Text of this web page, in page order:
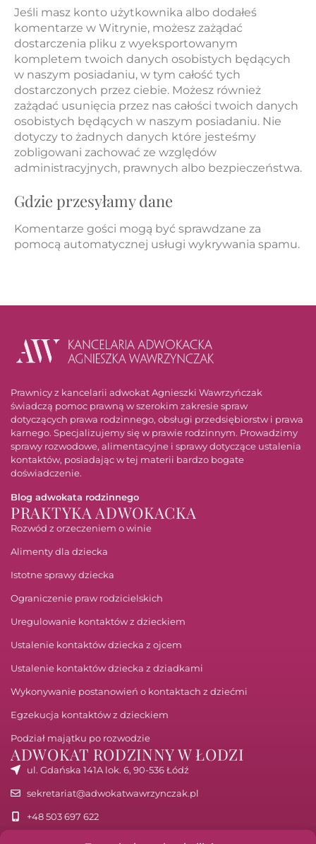
Jeśli masz konto użytkownika albo dodałeś
komentarze w Witrynie, możesz zażądać
dostarczenia pliku z wyeksportowanym
kompletem twoich danych osobistych będących
w naszym posiadaniu, w tym całość tych
dostarczonych przez ciebie. Możesz również
zażądać usunięcia przez nas całości twoich danych
osobistych będących w naszym posiadaniu. Nie
dotyczy to żadnych danych które jesteśmy
zobligowani zachować ze względów
administracyjnych, prawnych albo bezpieczeństwa.
Gdzie przesyłamy dane
Komentarze gości mogą być sprawdzane za
pomocą automatycznej usługi wykrywania spamu.
Prawnicy z kancelarii adwokat Agnieszki Wawrzyńczak
świadczą pomoc prawną w szerokim zakresie spraw
dotyczących prawa rodzinnego, obsługi przedsiębiorstw i prawa
karnego. Specjalizujemy się w prawie rodzinnym. Prowadzimy
sprawy rozwodowe, alimentacyjne i sprawy dotyczące ustalenia
kontaktów, posiadając w tej materii bardzo bogate
doświadczenie.
Blog adwokata rodzinnego
PRAKTYKA ADWOKACKA
Rozwód z orzeczeniem o winie
Alimenty dla dziecka
Istotne sprawy dziecka
Ograniczenie praw rodzicielskich
Uregulowanie kontaktów z dzieckiem
Ustalenie kontaktów dziecka z ojcem
Ustalenie kontaktów dziecka z dziadkami
Wykonywanie postanowień o kontaktach z dziećmi
Egzekucja kontaktów z dzieckiem
Podział majątku po rozwodzie
ADWOKAT RODZINNY W ŁODZI
ul. Gdańska 141A lok. 6, 90-536 Łódź
sekretariat@adwokatwawrzynczak.pl
+48 503 697 622